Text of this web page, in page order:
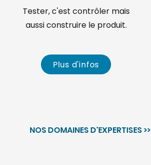
Tester, c'est contrôler mais
aussi construire le produit.
Plus d'infos
NOS DOMAINES D'EXPERTISES >>